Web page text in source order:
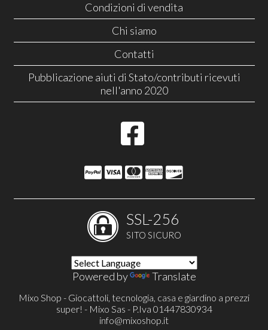
Condizioni di vendita
Chi siamo
Contatti
Pubblicazione aiuti di Stato/contributi ricevuti
nell'anno 2020
SSL-256
SITO SICURO
Powered by Translate
Mixo Shop - Giocattoli, tecnologia, casa e giardino a prezzi
super! - Mixo Sas - P.Iva 01447830934
info@mixoshop.it